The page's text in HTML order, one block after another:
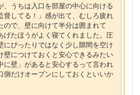
、うちは入口を部屋の中心に向ける
督してる！」感が出て、むしろ疲れ
ので、壁に向けて半分は囲まれて
たほうがよく寝てくれました。圧
にぴったりではなく少し隙間を空け
壁につけておくと安心できるみたい
に壁」があると安心するって言われ
側だけオープンにしておくといいか